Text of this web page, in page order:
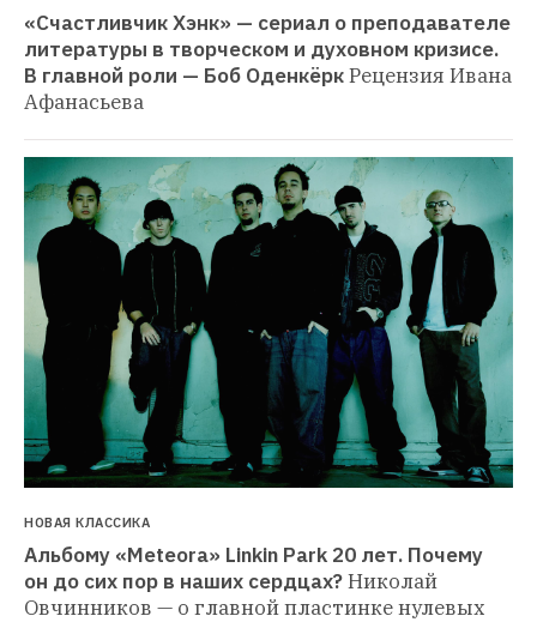
«Счастливчик Хэнк» — сериал о преподавателе
литературы в творческом и духовном кризисе.
В главной роли — Боб ОденкёркРецензия Ивана
Афанасьева
НОВАЯ КЛАССИКА
Альбому «Meteora» Linkin Park 20 лет. Почему
он до сих пор в наших сердцах?Николай
Овчинников — о главной пластинке нулевых